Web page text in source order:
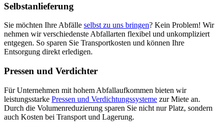
Selbstanlieferung
Sie möchten Ihre Abfälle selbst zu uns bringen? Kein Problem! Wir
nehmen wir verschiedenste Abfallarten flexibel und unkompliziert
entgegen. So sparen Sie Transportkosten und können Ihre
Entsorgung direkt erledigen.
Pressen und Verdichter
Für Unternehmen mit hohem Abfallaufkommen bieten wir
leistungsstarke Pressen und Verdichtungssysteme zur Miete an.
Durch die Volumenreduzierung sparen Sie nicht nur Platz, sondern
auch Kosten bei Transport und Lagerung.